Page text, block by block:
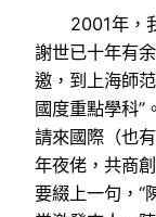
2001年，
謝世已十年有
邀，到上海師
國度重點學科”
請來國際（也
年夜佬，共商
要綴上一句，“